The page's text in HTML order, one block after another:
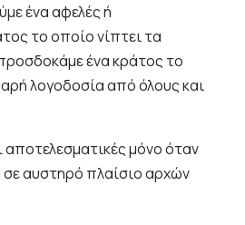
ένα αφελές ή
το οποίο νίπτει τα
ένα κράτος το
λογοδοσία από όλους και
αποτελεσματικές μόνο όταν
σε αυστηρό πλαίσιο αρχών